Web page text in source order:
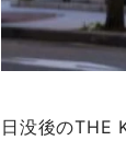
日没後のTHE